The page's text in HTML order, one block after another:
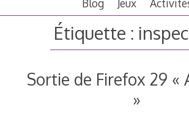
Blog Jeux
Étiquette :
Sortie de Firefox 29 «
»